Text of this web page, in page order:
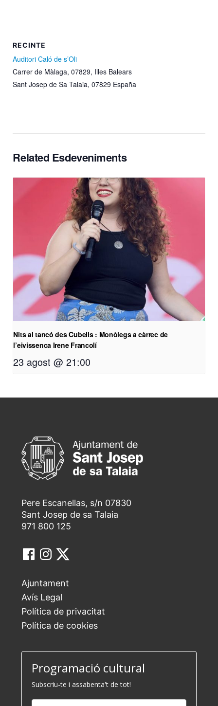
RECINTE
Auditori Caló de s’Oli
Carrer de Màlaga, 07829, Illes Balears
Sant Josep de Sa Talaia, 07829 España
Related Esdeveniments
Nits al tancó des Cubells : Monòlegs a càrrec de
l’eivissenca Irene Francolí
23 agost @ 21:00
Pere Escanellas, s/n 07830
Sant Josep de sa Talaia
971 800 125
Ajuntament
Avís Legal
Política de privacitat
Política de cookies
Programació cultural
Subscriu-te i assabenta't de tot!